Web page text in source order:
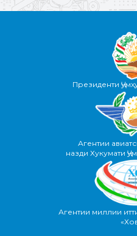
Президенти
Агентии
назди Хукумати
Агентии миллии